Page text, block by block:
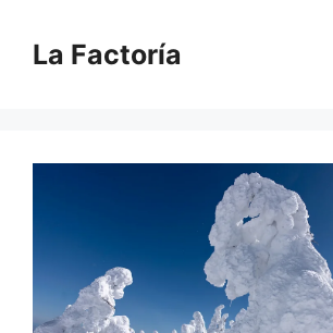
contenido
La Factoría